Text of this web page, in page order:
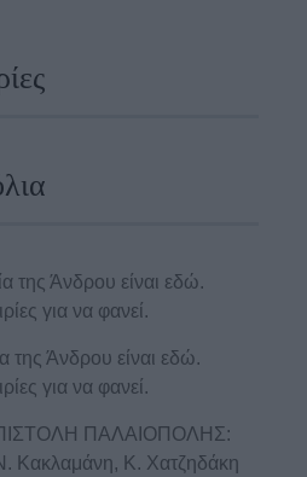
της Άνδρου είναι εδώ.
για να φανεί.
της Άνδρου είναι εδώ.
για να φανεί.
ΠΑΛΑΙΟΠΟΛΗΣ:
Κακλαμάνη, K. Χατζηδάκη